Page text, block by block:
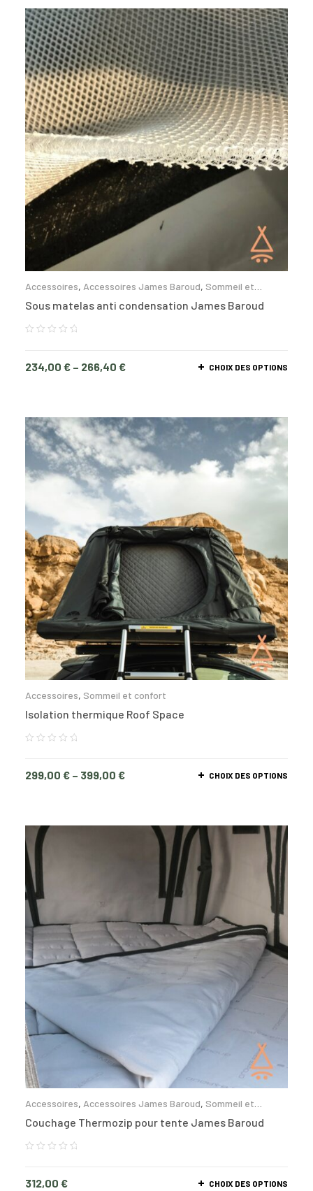
Accessoires, Accessoires James Baroud, Sommeil et
Sous matelas anti condensation James Baroud
234,00 € – 266,40 € CHOIX DES OPTIONS
Accessoires, Sommeil et confort
Isolation thermique Roof Space
299,00 € – 399,00 € CHOIX DES OPTIONS
Accessoires, Accessoires James Baroud, Sommeil et
Couchage Thermozip pour tente James Baroud
312,00 € CHOIX DES OPTIONS